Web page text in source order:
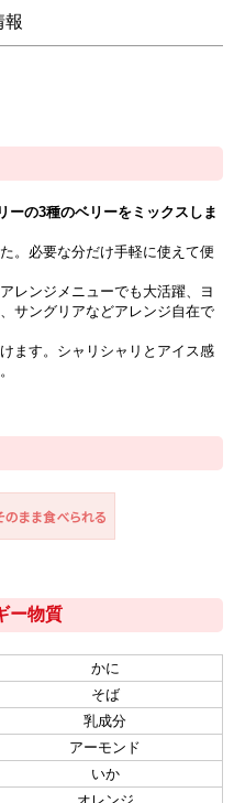
報
ーの3種のベリーをミックスしま
。必要な分だけ手軽に使えて便
レンジメニューでも大活躍、ヨ
サングリアなどアレンジ自在で
ます。シャリシャリとアイス感
ー物質
かに
そば
乳成分
アーモンド
いか